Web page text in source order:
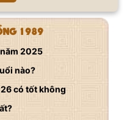
1989
2025
nào?
có tốt không